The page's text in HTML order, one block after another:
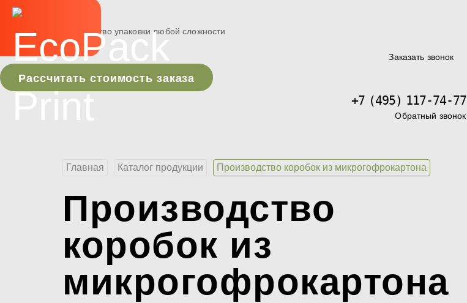
разработка и производство упаковки любой сложности
+7 (495) 117-74-77
Заказать звонок
Рассчитать стоимость заказа
+7 (495) 117-74-77
Обратный звонок
Главная Каталог продукции Производство коробок из микрогофрокартона
Производство
коробок из
микрогофрокартона